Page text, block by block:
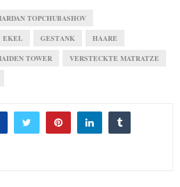
TOPCHUBASHOV
EKEL GESTANK HAARE
TOWER VERSTECKTE MATRATZE